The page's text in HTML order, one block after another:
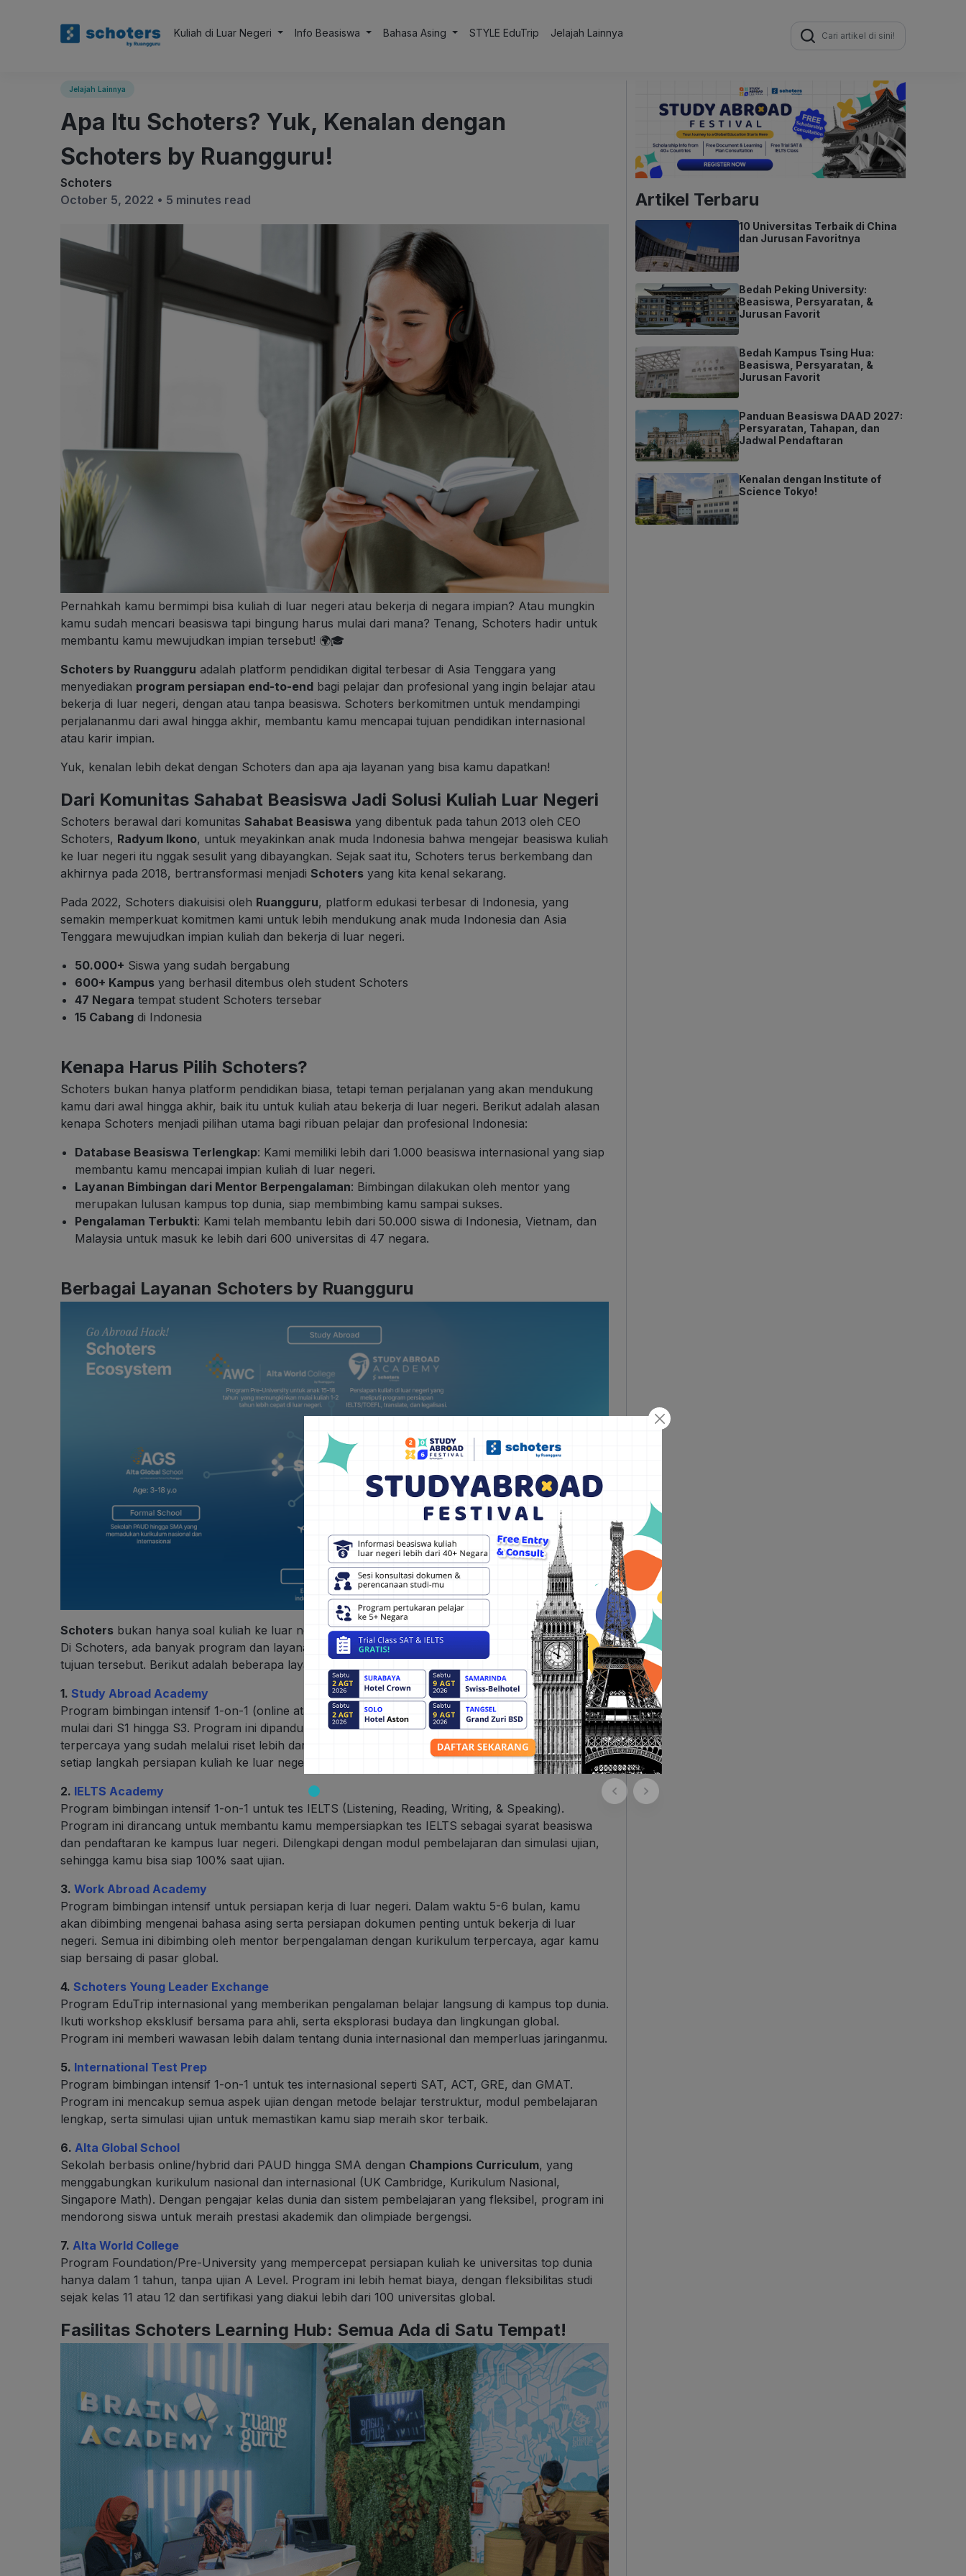
Kuliah di Luar Negeri Info Beasiswa Bahasa Asing STYLE EduTrip Jelajah Lainnya
Search
for:
Jelajah Lainnya
Apa Itu Schoters? Yuk, Kenalan dengan
Schoters by Ruangguru!
Schoters
October 5, 2022 • 5 minutes read
Pernahkah kamu bermimpi bisa kuliah di luar negeri atau bekerja di negara impian? Atau mungkin
kamu sudah mencari beasiswa tapi bingung harus mulai dari mana? Tenang, Schoters hadir untuk
membantu kamu mewujudkan impian tersebut! 🌍🎓
Schoters by Ruangguru adalah platform pendidikan digital terbesar di Asia Tenggara yang
menyediakan program persiapan end-to-end bagi pelajar dan profesional yang ingin belajar atau
bekerja di luar negeri, dengan atau tanpa beasiswa. Schoters berkomitmen untuk mendampingi
perjalananmu dari awal hingga akhir, membantu kamu mencapai tujuan pendidikan internasional
atau karir impian.
Yuk, kenalan lebih dekat dengan Schoters dan apa aja layanan yang bisa kamu dapatkan!
Dari Komunitas Sahabat Beasiswa Jadi Solusi Kuliah Luar Negeri
Schoters berawal dari komunitas Sahabat Beasiswa yang dibentuk pada tahun 2013 oleh CEO
Schoters, Radyum Ikono, untuk meyakinkan anak muda Indonesia bahwa mengejar beasiswa kuliah
ke luar negeri itu nggak sesulit yang dibayangkan. Sejak saat itu, Schoters terus berkembang dan
akhirnya pada 2018, bertransformasi menjadi Schoters yang kita kenal sekarang.
Pada 2022, Schoters diakuisisi oleh Ruangguru, platform edukasi terbesar di Indonesia, yang
semakin memperkuat komitmen kami untuk lebih mendukung anak muda Indonesia dan Asia
Tenggara mewujudkan impian kuliah dan bekerja di luar negeri.
50.000+ Siswa yang sudah bergabung
600+ Kampus yang berhasil ditembus oleh student Schoters
47 Negara tempat student Schoters tersebar
15 Cabang di Indonesia
Kenapa Harus Pilih Schoters?
Schoters bukan hanya platform pendidikan biasa, tetapi teman perjalanan yang akan mendukung
kamu dari awal hingga akhir, baik itu untuk kuliah atau bekerja di luar negeri. Berikut adalah alasan
kenapa Schoters menjadi pilihan utama bagi ribuan pelajar dan profesional Indonesia:
Database Beasiswa Terlengkap: Kami memiliki lebih dari 1.000 beasiswa internasional yang siap
membantu kamu mencapai impian kuliah di luar negeri.
Layanan Bimbingan dari Mentor Berpengalaman: Bimbingan dilakukan oleh mentor yang
merupakan lulusan kampus top dunia, siap membimbing kamu sampai sukses.
Pengalaman Terbukti: Kami telah membantu lebih dari 50.000 siswa di Indonesia, Vietnam, dan
Malaysia untuk masuk ke lebih dari 600 universitas di 47 negara.
Berbagai Layanan Schoters by Ruangguru
Schoters bukan hanya soal kuliah ke luar negeri, tapi juga soal mempersiapkan karir global kamu.
Di Schoters, ada banyak program dan layanan komprehensif yang bisa membantu kamu mencapai
tujuan tersebut. Berikut adalah beberapa layanan utama yang ditawarkan oleh Schoters:
1. Study Abroad Academy
Program bimbingan intensif 1-on-1 (online atau hybrid) untuk siswa yang ingin belajar di luar negeri,
mulai dari S1 hingga S3. Program ini dipandu oleh mentor berpengalaman dengan kurikulum
terpercaya yang sudah melalui riset lebih dari 10 tahun. Kamu akan dipandu secara langsung dalam
setiap langkah persiapan kuliah ke luar negeri.
2. IELTS Academy
Program bimbingan intensif 1-on-1 untuk tes IELTS (Listening, Reading, Writing, & Speaking).
Program ini dirancang untuk membantu kamu mempersiapkan tes IELTS sebagai syarat beasiswa
dan pendaftaran ke kampus luar negeri. Dilengkapi dengan modul pembelajaran dan simulasi ujian,
sehingga kamu bisa siap 100% saat ujian.
3. Work Abroad Academy
Program bimbingan intensif untuk persiapan kerja di luar negeri. Dalam waktu 5-6 bulan, kamu
akan dibimbing mengenai bahasa asing serta persiapan dokumen penting untuk bekerja di luar
negeri. Semua ini dibimbing oleh mentor berpengalaman dengan kurikulum terpercaya, agar kamu
siap bersaing di pasar global.
4. Schoters Young Leader Exchange
Program EduTrip internasional yang memberikan pengalaman belajar langsung di kampus top dunia.
Ikuti workshop eksklusif bersama para ahli, serta eksplorasi budaya dan lingkungan global.
Program ini memberi wawasan lebih dalam tentang dunia internasional dan memperluas jaringanmu.
5. International Test Prep
Program bimbingan intensif 1-on-1 untuk tes internasional seperti SAT, ACT, GRE, dan GMAT.
Program ini mencakup semua aspek ujian dengan metode belajar terstruktur, modul pembelajaran
lengkap, serta simulasi ujian untuk memastikan kamu siap meraih skor terbaik.
6. Alta Global School
Sekolah berbasis online/hybrid dari PAUD hingga SMA dengan Champions Curriculum, yang
menggabungkan kurikulum nasional dan internasional (UK Cambridge, Kurikulum Nasional,
Singapore Math). Dengan pengajar kelas dunia dan sistem pembelajaran yang fleksibel, program ini
mendorong siswa untuk meraih prestasi akademik dan olimpiade bergengsi.
7. Alta World College
Program Foundation/Pre-University yang mempercepat persiapan kuliah ke universitas top dunia
hanya dalam 1 tahun, tanpa ujian A Level. Program ini lebih hemat biaya, dengan fleksibilitas studi
sejak kelas 11 atau 12 dan sertifikasi yang diakui lebih dari 100 universitas global.
Fasilitas Schoters Learning Hub: Semua Ada di Satu Tempat!
Artikel Terbaru
10 Universitas Terbaik di China
dan Jurusan Favoritnya
Bedah Peking University:
Beasiswa, Persyaratan, &
Jurusan Favorit
Bedah Kampus Tsing Hua:
Beasiswa, Persyaratan, &
Jurusan Favorit
Panduan Beasiswa DAAD 2027:
Persyaratan, Tahapan, dan
Jadwal Pendaftaran
Kenalan dengan Institute of
Science Tokyo!